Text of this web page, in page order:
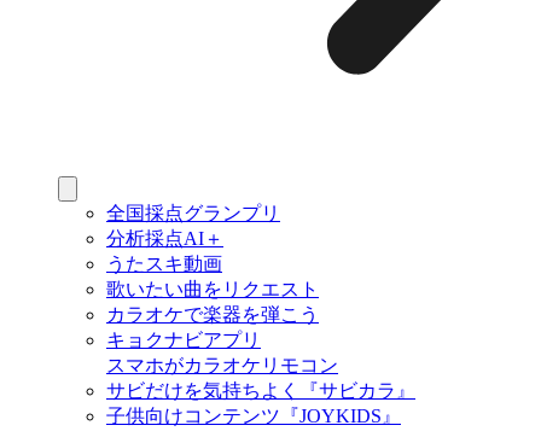
全国採点グランプリ
分析採点AI＋
うたスキ動画
歌いたい曲をリクエスト
カラオケで楽器を弾こう
キョクナビアプリ
スマホがカラオケリモコン
サビだけを気持ちよく『サビカラ』
子供向けコンテンツ『JOYKIDS』